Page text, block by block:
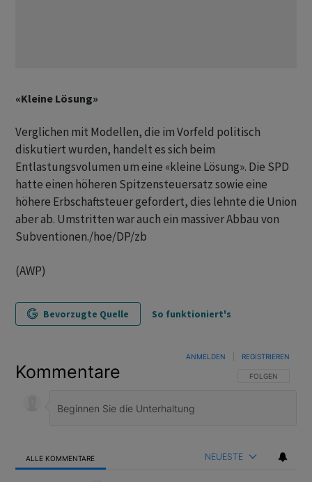
«Kleine Lösung»
Verglichen mit Modellen, die im Vorfeld politisch
diskutiert wurden, handelt es sich beim
Entlastungsvolumen um eine «kleine Lösung». Die SPD
hatte einen höheren Spitzensteuersatz sowie eine
höhere Erbschaftsteuer gefordert, dies lehnte die Union
aber ab. Umstritten war auch ein massiver Abbau von
Subventionen./hoe/DP/zb
(AWP)
Bevorzugte Quelle So funktioniert's
Kommentare FOLGE DIESER
FOLGEN
ANMELDEN REGISTRIEREN
ALLE KOMMENTARE NEUESTE